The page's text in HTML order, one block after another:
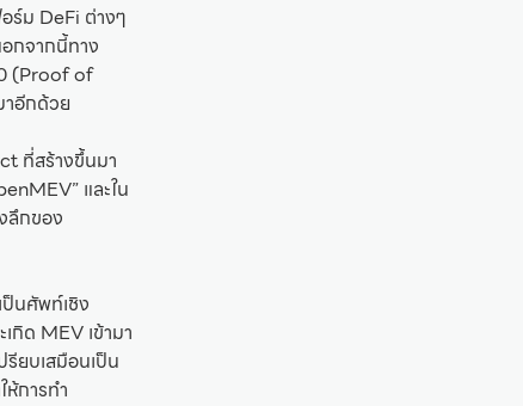
ม DeFi ต่างๆ
กจากนี้ทาง
(Proof of
อีกด้วย
ที่สร้างขึ้นมา
และใน
ลึกของ
ป็นศัพท์เชิง
กิด MEV เข้ามา
ยบเสมือนเป็น
ห้การทำ